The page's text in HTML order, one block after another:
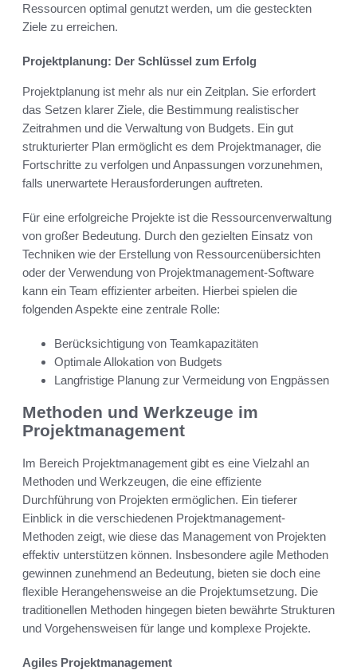
Ressourcen optimal genutzt werden, um die gesteckten
Ziele zu erreichen.
Projektplanung: Der Schlüssel zum Erfolg
Projektplanung ist mehr als nur ein Zeitplan. Sie erfordert
das Setzen klarer Ziele, die Bestimmung realistischer
Zeitrahmen und die Verwaltung von Budgets. Ein gut
strukturierter Plan ermöglicht es dem Projektmanager, die
Fortschritte zu verfolgen und Anpassungen vorzunehmen,
falls unerwartete Herausforderungen auftreten.
Für eine erfolgreiche Projekte ist die Ressourcenverwaltung
von großer Bedeutung. Durch den gezielten Einsatz von
Techniken wie der Erstellung von Ressourcenübersichten
oder der Verwendung von Projektmanagement-Software
kann ein Team effizienter arbeiten. Hierbei spielen die
folgenden Aspekte eine zentrale Rolle:
Berücksichtigung von Teamkapazitäten
Optimale Allokation von Budgets
Langfristige Planung zur Vermeidung von Engpässen
Methoden und Werkzeuge im
Projektmanagement
Im Bereich Projektmanagement gibt es eine Vielzahl an
Methoden und Werkzeugen, die eine effiziente
Durchführung von Projekten ermöglichen. Ein tieferer
Einblick in die verschiedenen Projektmanagement-
Methoden zeigt, wie diese das Management von Projekten
effektiv unterstützen können. Insbesondere agile Methoden
gewinnen zunehmend an Bedeutung, bieten sie doch eine
flexible Herangehensweise an die Projektumsetzung. Die
traditionellen Methoden hingegen bieten bewährte Strukturen
und Vorgehensweisen für lange und komplexe Projekte.
Agiles Projektmanagement